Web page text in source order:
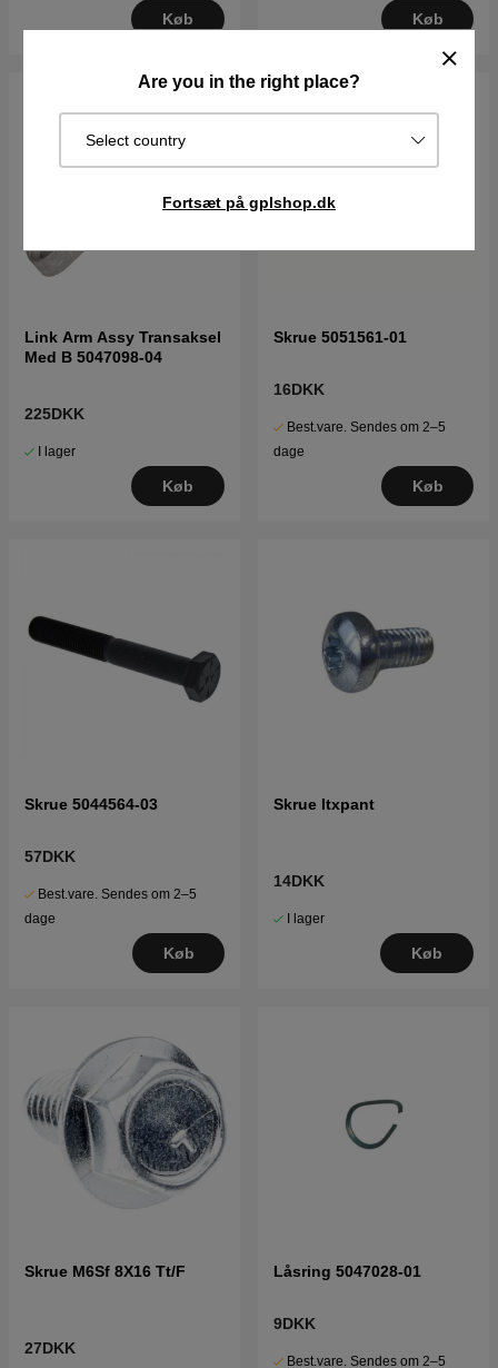
Are you in the right place?
Select country
Fortsæt på gplshop.dk
Køb Køb
Link Arm Assy Transaksel
Med B 5047098-04
225DKK
I lager
Køb
Skrue 5051561-01
16DKK
Best.vare. Sendes om 2–5
dage
Køb
Skrue 5044564-03
57DKK
Best.vare. Sendes om 2–5
dage
Køb
Skrue Itxpant
14DKK
I lager
Køb
Skrue M6Sf 8X16 Tt/F
27DKK
Låsring 5047028-01
9DKK
Best.vare. Sendes om 2–5